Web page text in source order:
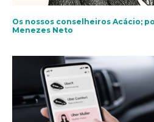
Os nossos conselheiros Acácio;
Menezes Neto